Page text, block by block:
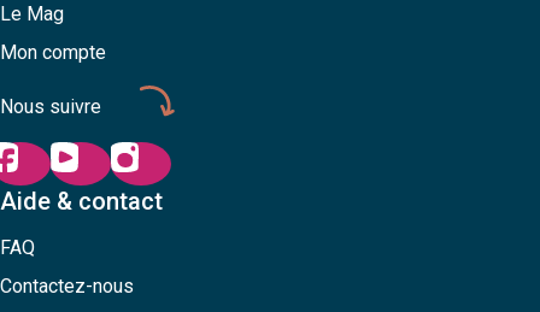
Le Mag
Mon compte
Nous suivre
Aide & contact
FAQ
Contactez-nous